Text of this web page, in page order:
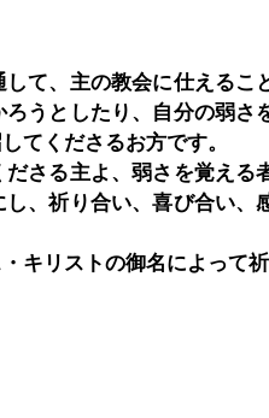
て、主の教会に仕えるこ
うとしたり、自分の弱さ
てくださるお方です。
さる主よ、弱さを覚える
、祈り合い、喜び合い、
キリストの御名によって祈
ン